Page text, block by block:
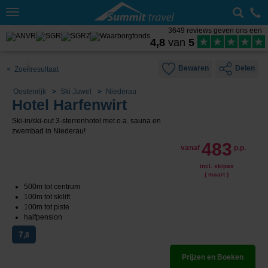
Toggle
3649 reviews geven ons een
4,8 van 5
< Zoekresultaat Bewaren Delen
Oostenrijk Ski Juwel Niederau
Hotel Harfenwirt
Ski-in/ski-out 3-sterrenhotel met o.a. sauna en
zwembad in Niederau!
vanaf 483 p.p.
incl. skipas
( maart )
500m tot centrum
100m tot skilift
100m tot piste
halfpension
7,8
Prijzen en Boeken